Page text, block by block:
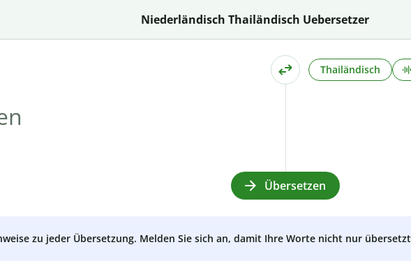
Niederländisch Thailändisch Uebersetzer
Thailändisch
Übersetzen
zu jeder Übersetzung. Melden Sie sich an, damit Ihre Worte nicht nur